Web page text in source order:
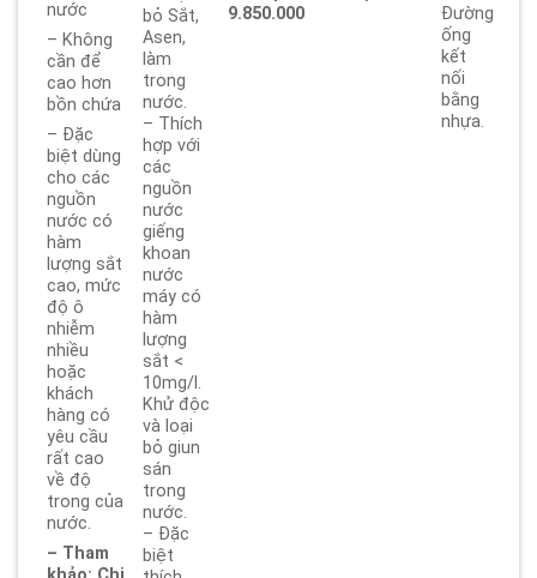
nước
– Không
cần để
cao hơn
bồn chứa
– Đặc
biệt dùng
cho các
nguồn
nước có
hàm
lượng sắt
cao, mức
độ ô
nhiễm
nhiều
hoặc
khách
hàng có
yêu cầu
rất cao
về độ
trong của
nước.
– Tham
bỏ Sắt,
Asen,
làm
trong
nước.
– Thích
hợp với
các
nguồn
nước
giếng
khoan
nước
máy có
hàm
lượng
sắt <
10mg/l.
Khử độc
và loại
bỏ giun
sán
trong
nước.
– Đặc
biệt
9.850.000
Đường
ống
kết
nối
bằng
nhựa.